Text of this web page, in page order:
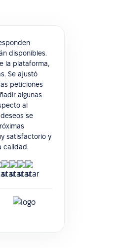
disponibles.
la plataforma,
Se ajustó
peticiones
algunas
al
se
satisfactorio y
calidad.